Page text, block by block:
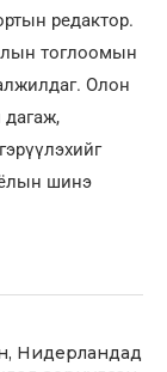
редактор.
тоглоомын
Олон
шинэ
Нидерландад